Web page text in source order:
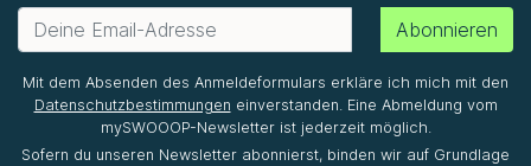
Abonnieren
Mit dem Absenden des Anmeldeformulars erkläre ich mich mit den
Datenschutzbestimmungen einverstanden. Eine Abmeldung vom
mySWOOOP-Newsletter ist jederzeit möglich.
Sofern du unseren Newsletter abonnierst, binden wir auf Grundlage